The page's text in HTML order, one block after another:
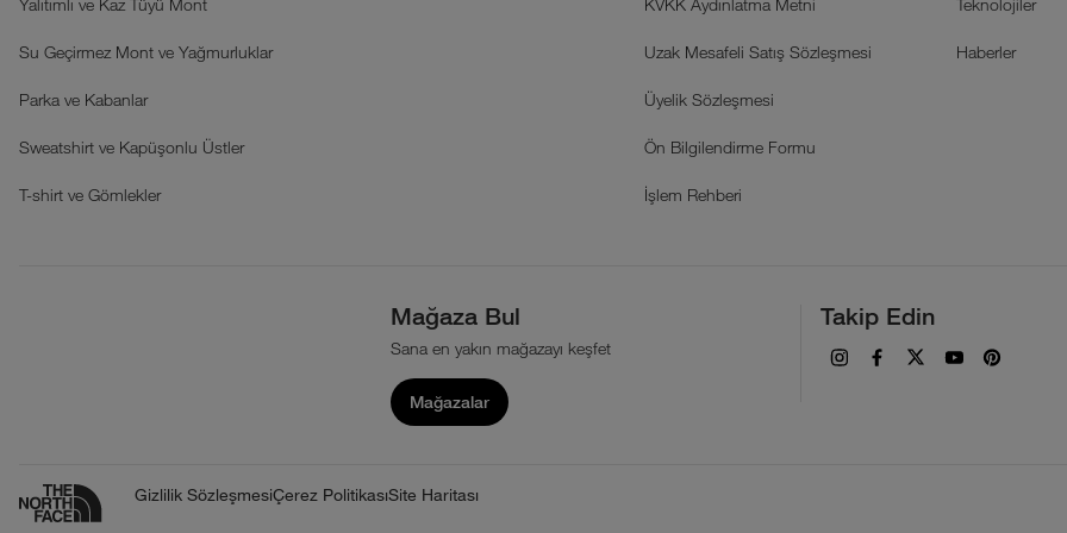
Yalıtımlı ve Kaz Tüyü Mont
Su Geçirmez Mont ve Yağmurluklar
Parka ve Kabanlar
Sweatshirt ve Kapüşonlu Üstler
T-shirt ve Gömlekler
KVKK Aydınlatma Metni
Uzak Mesafeli Satış Sözleşmesi
Üyelik Sözleşmesi
Ön Bilgilendirme Formu
İşlem Rehberi
Teknolojiler
Haberler
Mağaza Bul
Sana en yakın mağazayı keşfet
Mağazalar
Takip Edin
Gizlilik SözleşmesiÇerez PolitikasıSite Haritası